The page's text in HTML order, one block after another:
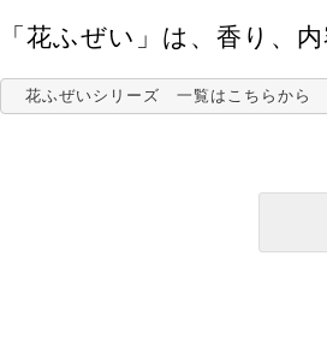
「花ふぜい」は、香り、
花ふぜいシリーズ 一覧はこちらから